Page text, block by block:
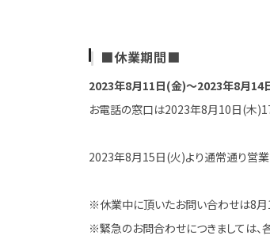
■休業期間■
2023年8月11日(金)～2023年8月14
お電話の窓口は2023年8月10日(木
2023年8月15日(火)より通常通り営業
※休業中に頂いたお問い合わせは8月
※緊急のお問合わせにつきましては、